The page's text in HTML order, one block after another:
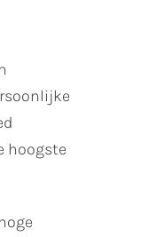
hoogste